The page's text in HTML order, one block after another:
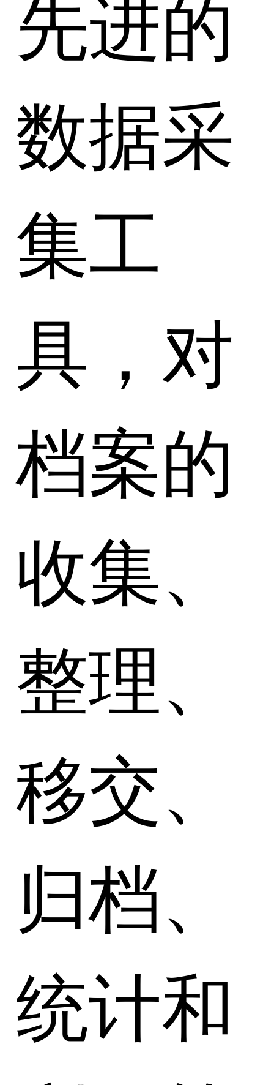
先进的
数据采
集工
具，对
档案的
收集、
整理、
移交、
归档、
统计和